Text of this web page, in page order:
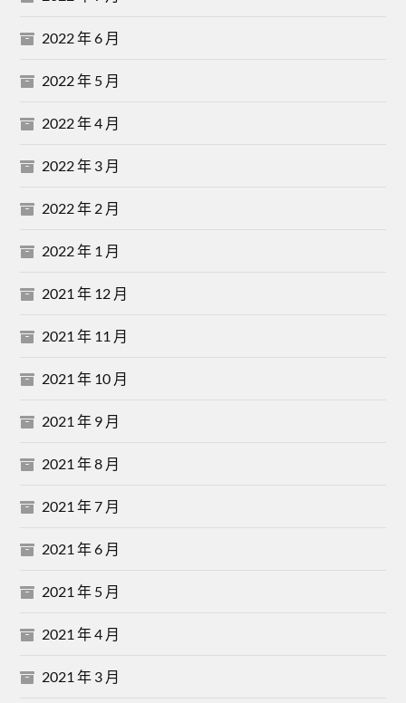
2022 年 6 月
2022 年 5 月
2022 年 4 月
2022 年 3 月
2022 年 2 月
2022 年 1 月
2021 年 12 月
2021 年 11 月
2021 年 10 月
2021 年 9 月
2021 年 8 月
2021 年 7 月
2021 年 6 月
2021 年 5 月
2021 年 4 月
2021 年 3 月